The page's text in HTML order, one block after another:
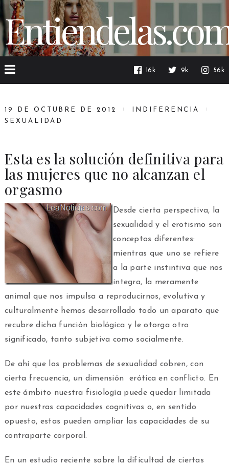
16k 9k 56k
19 DE OCTUBRE DE 2012
INDIFERENCIA
SEXUALIDAD
Esta es la solución definitiva para
las mujeres que no alcanzan el
orgasmo
Desde cierta perspectiva, la
sexualidad y el erotismo son
conceptos diferentes:
mientras que uno se refiere
a la parte instintiva que nos
integra, la meramente
animal que nos impulsa a reproducirnos, evolutiva y
culturalmente hemos desarrollado todo un aparato que
recubre dicha función biológica y le otorga otro
significado, tanto subjetiva como socialmente.
De ahí que los problemas de sexualidad cobren, con
cierta frecuencia, un dimensión erótica en conflicto. En
este ámbito nuestra fisiología puede quedar limitada
por nuestras capacidades cognitivas o, en sentido
opuesto, estas pueden ampliar las capacidades de su
contraparte corporal.
En un estudio reciente sobre la dificultad de ciertas